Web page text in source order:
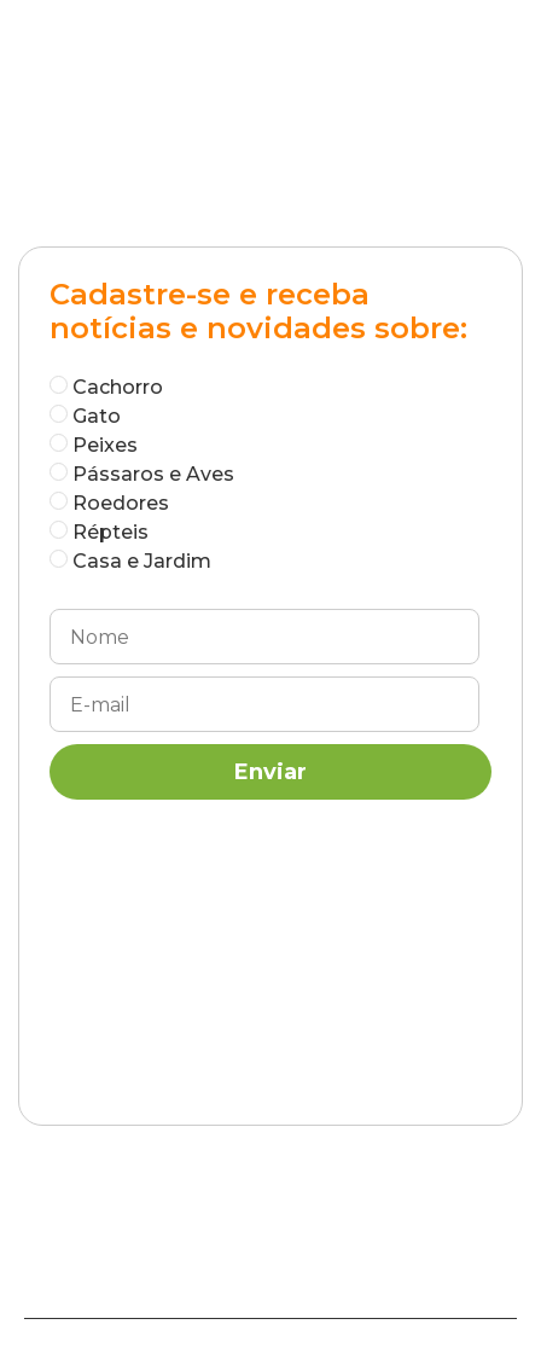
Cadastre-se e receba
notícias e novidades sobre:
Cachorro
Gato
Peixes
Pássaros e Aves
Roedores
Répteis
Casa e Jardim